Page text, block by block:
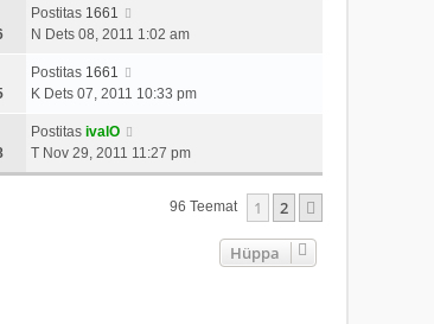
Postitas 1661
N Dets 08, 2011 1:02 am
Postitas 1661
K Dets 07, 2011 10:33 pm
Postitas ivalO
T Nov 29, 2011 11:27 pm
96 Teemat 1 2
Hüppa